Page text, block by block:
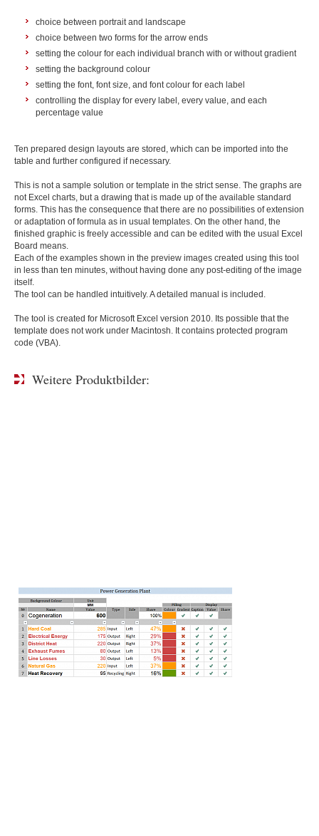
choice between portrait and landscape
choice between two forms for the arrow ends
setting the colour for each individual branch with or without gradient
setting the background colour
setting the font, font size, and font colour for each label
controlling the display for every label, every value, and each
percentage value
Ten prepared design layouts are stored, which can be imported into the
table and further configured if necessary.
This is not a sample solution or template in the strict sense. The graphs are
not Excel charts, but a drawing that is made up of the available standard
forms. This has the consequence that there are no possibilities of extension
or adaptation of formula as in usual templates. On the other hand, the
finished graphic is freely accessible and can be edited with the usual Excel
Board means.
Each of the examples shown in the preview images created using this tool
in less than ten minutes, without having done any post-editing of the image
itself.
The tool can be handled intuitively. A detailed manual is included.
The tool is created for Microsoft Excel version 2010. Its possible that the
template does not work under Macintosh. It contains protected program
code (VBA).
Weitere Produktbilder: